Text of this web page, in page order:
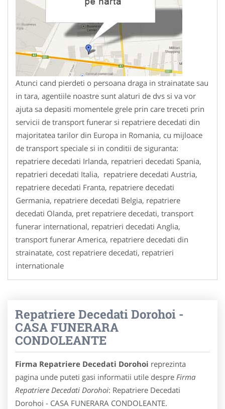
Atunci cand pierdeti o persoana draga in strainatate sau
in tara, agentiile noastre sunt alaturi de dvs si va vor
ajuta sa depasiti momentele grele prin care treceti prin
servicii de transport funerar si repatriere decedati din
majoritatea tarilor din Europa in Romania, cu mijloace
de transport speciale si in conditii de siguranta:
repatriere decedati Irlanda, repatrieri decedati Spania,
repatrieri decedati Italia, repatriere decedati Austria,
repatriere decedati Franta, repatriere decedati
Germania, repatriere decedati Belgia, repatriere
decedati Olanda, pret repatriere decedati, transport
funerar international, repatrieri decedati Anglia,
transport funerar America, repatriere decedati din
strainatate, cost repatriere decedati, repatrieri
internationale
Repatriere Decedati Dorohoi -
CASA FUNERARA
CONDOLEANTE
Firma Repatriere Decedati Dorohoi reprezinta
pagina unde puteti gasi informatii utile despre Firma
Repatriere Decedati Dorohoi: Repatriere Decedati
Dorohoi - CASA FUNERARA CONDOLEANTE.